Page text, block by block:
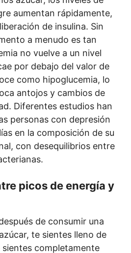
aumentan rápidamente,
de insulina. Sin
a menudo es tan
no vuelve a un nivel
por debajo del valor de
como hipoglucemia, lo
antojos y cambios de
Diferentes estudios han
personas con depresión
en la composición de su
con desequilibrios entre
picos de energía y
de consumir una
te sientes lleno de
completamente